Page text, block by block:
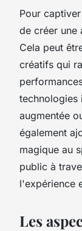
Pour
de créer une
Cela peut
créatifs qui
technologies
augmentée
également
magique au
public à
l'expérience
Les